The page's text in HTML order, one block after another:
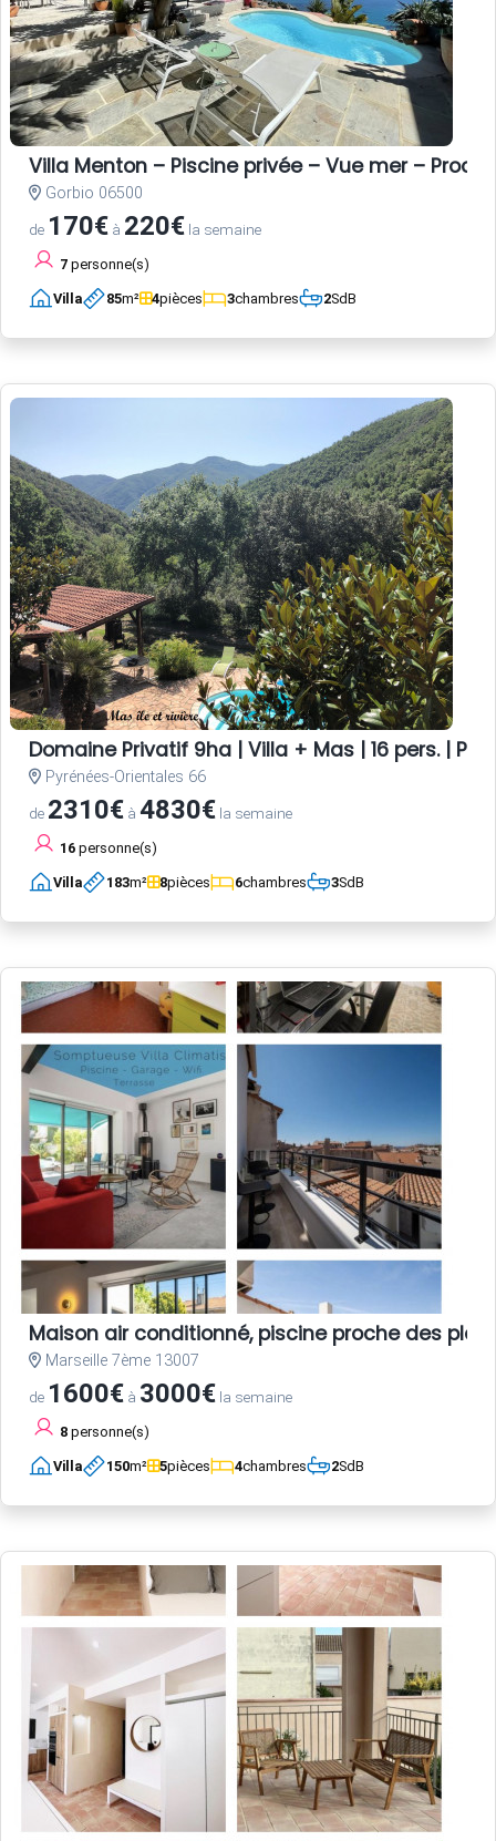
Villa Menton – Piscine privée – Vue mer –
Gorbio 06500
de 170€ à 220€ la semaine
7 personne(s)
Villa 85m² 4pièces 3chambres 2SdB
Domaine Privatif 9ha | Villa + Mas | 16 pers. |
Pyrénées-Orientales 66
de 2310€ à 4830€ la semaine
16 personne(s)
Villa 183m² 8pièces 6chambres 3SdB
Maison air conditionné, piscine proche des
Marseille 7ème 13007
de 1600€ à 3000€ la semaine
8 personne(s)
Villa 150m² 5pièces 4chambres 2SdB